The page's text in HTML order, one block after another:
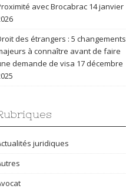
avec Brocabrac 14 janvier
des étrangers : 5 changements
à connaître avant de faire
demande de visa 17 décembre
juridiques